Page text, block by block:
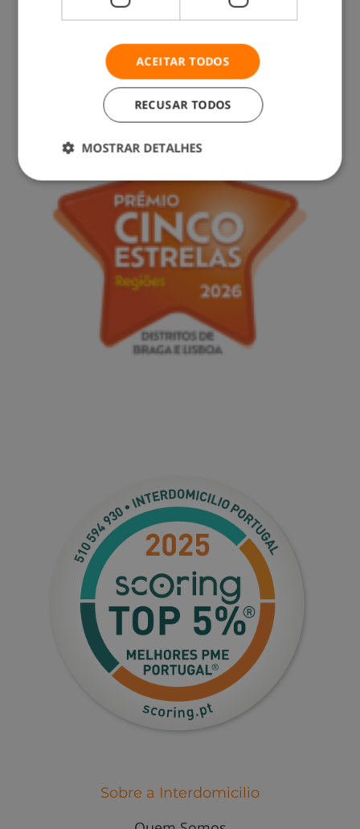
(chamada para rede fixa nacional)
Sobre a Interdomicilio
ACEITAR TODOS
RECUSAR TODOS
MOSTRAR DETALHES